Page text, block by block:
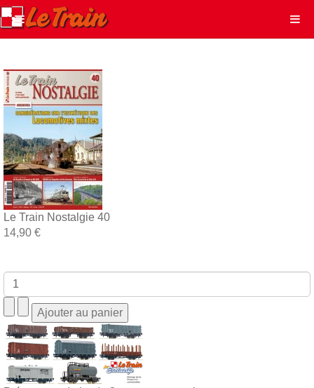
Le Train Nostalgie 40
14,90 €